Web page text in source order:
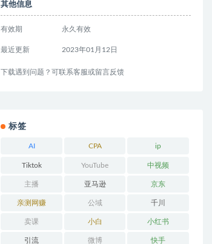
其他信息
有效期 永久有效
最近更新 2023年01月12日
下载遇到问题？可联系客服或留言反馈
标签
AI CPA ip
Tiktok YouTube 中视频
主播 亚马逊 京东
亲测网赚 公域 千川
卖课 小白 小红书
引流 微博 快手